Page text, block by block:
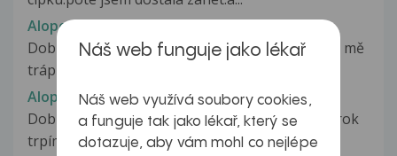
Alopecia areata
Dobrý den, potřebovala bych poradit. Již pět let mě
trápí alopecie areata-nikdy...
Alopecia areata - léčba
Dobrý den, potřebovala bych poradit. Již šestý rok
trpím alopecii areata. Poslední...
Náš web funguje jako lékař
Náš web využívá soubory cookies,
a funguje tak jako lékař, který se
dotazuje, aby vám mohl co nejlépe